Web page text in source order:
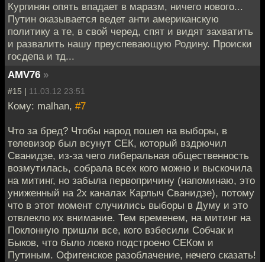
Кургинян опять впадает в маразм, ничего нового...
Путин оказывается ведет анти американскую
политику а те, в свой черед, спят и видят захватить
и развалить нашу преуспевающую Родину. Происки
госдепа и тд...
AMV76 »
#15 | 11.03.12 23:51
Кому: malhan, #7
Что за бред? Чтобы народ пошел на выборы, в
телевизор был всунут СЕК, который вздрючил
Сванидзе, из-за чего либеральная общественность
возмутилась, собрала всех кого можно и выскочила
на митинг, но забыла первопричину (напоминаю, это
униженный на 2х каналах Карлыч Сванидзе), потому
что в этот момент случились выборы в Думу и это
отвлекло их внимание. Тем временем, на митинг на
Поклонную пришли все, кого взбесили Собчак и
Быков, что было ловко подстроено СЕКом и
Путиным. Офигенское разоблачение, нечего сказать!